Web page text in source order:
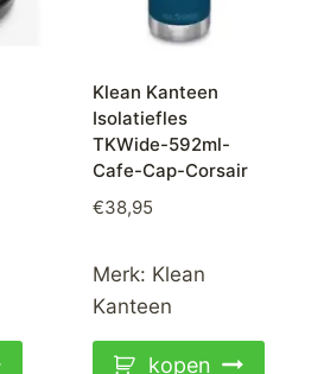
Klean Kanteen
Isolatiefles
TKWide-592ml-
Cafe-Cap-Corsair
€38,95
Merk: Klean
Kanteen
kopen